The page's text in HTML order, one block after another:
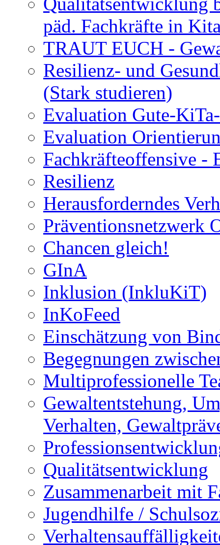
päd. Fachkräfte in
TRAUT EUCH -
Resilienz- und
(Stark studieren)
Evaluation Gute-
Evaluation
Fachkräfteoffensive -
Resilienz
Herausforderndes
Präventionsnetzwerk
Chancen gleich!
GInA
Inklusion (InkluKiT)
InKoFeed
Einschätzung von
Begegnungen
Multiprofessionelle
Gewaltentstehung,
Verhalten,
Qualitätsentwicklung
Zusammenarbeit mit
Jugendhilfe /